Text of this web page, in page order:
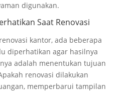
digunakan.
Saat Renovasi
kantor, ada beberapa
diperhatikan agar hasilnya
adalah menentukan tujuan
renovasi dilakukan
memperbarui tampilan